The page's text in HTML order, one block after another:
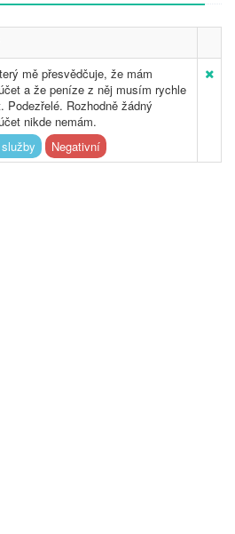
mě přesvědčuje, že mám
a že peníze z něj musím rychle
Podezřelé. Rozhodně žádný
nikde nemám.
Negativní